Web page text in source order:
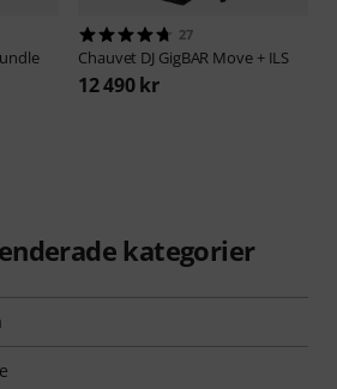
27
Chauvet DJ GigBAR Move + ILS
12 490 kr
kategorier